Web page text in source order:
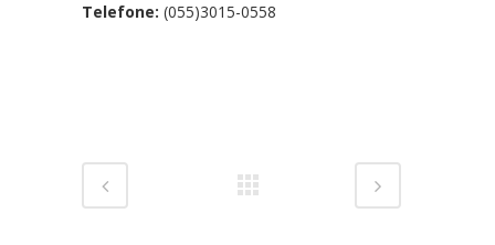
Telefone: (055)3015-0558